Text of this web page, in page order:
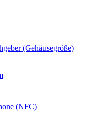
(Gehäusegröße)
(NFC)